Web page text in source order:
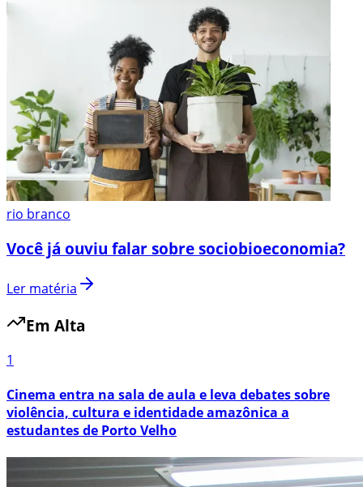
rio branco
Você já ouviu falar sobre sociobioeconomia?
Ler matéria
Em Alta
1
Cinema entra na sala de aula e leva debates sobre
violência, cultura e identidade amazônica a
estudantes de Porto Velho